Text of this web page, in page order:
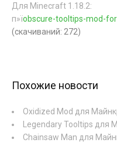
Для Minecraft 1.18.2:
п»їobscure-tooltips-mod-
(cкачиваний: 272)
Похожие новости
Oxidized Mod для
Legendary Tooltips для
Chainsaw Man для